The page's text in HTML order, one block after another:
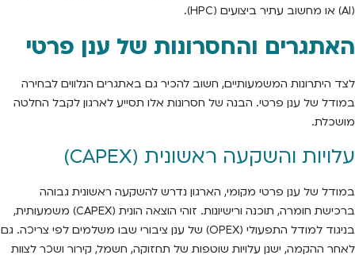
(AI) או מחשוב עתיר ביצועים (HPC).
האתגרים והחסרונות של ענן פרטי
לצד היתרונות המשמעותיים, חשוב להכיר גם באתגרים הנלווים לבחירה
במודל של ענן פרטי. הבנה של חסרונות אלו תסייע לארגון לקבל החלטה
מושכלת.
עלויות והשקעה ראשונית (CAPEX)
במודל של ענן פרטי מקומי, הארגון נדרש להשקעה ראשונית גבוהה
ברכישת חומרה, תוכנה ורישיונות. זוהי הוצאה הונית (CAPEX) משמעותית,
בניגוד למודל התפעולי (OPEX) של ענן ציבורי שבו משלמים לפי צריכה. גם
לאחר ההקמה, ישנן עלויות שוטפות של תחזוקה, חשמל, קירור ושכר לצוות